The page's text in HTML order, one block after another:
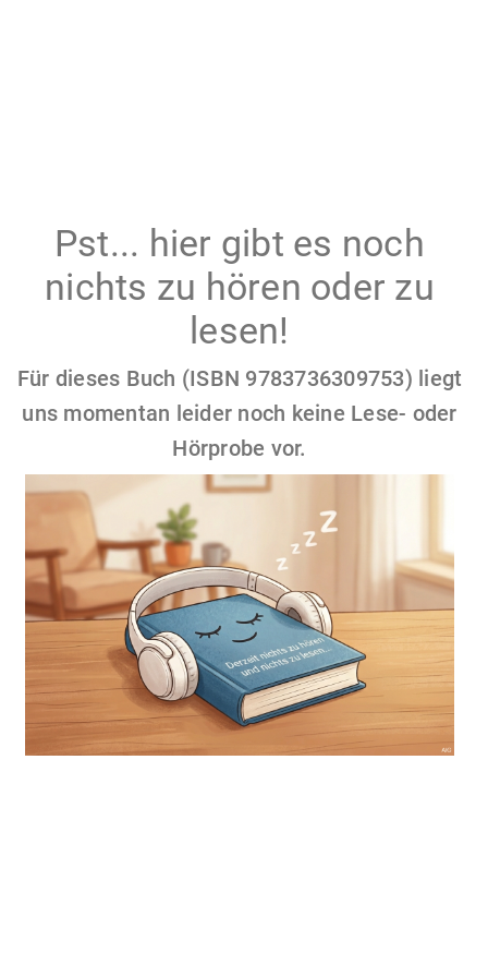
Pst... hier gibt es noch
nichts zu hören oder zu
lesen!
Für dieses Buch (ISBN 9783736309753) liegt
uns momentan leider noch keine Lese- oder
Hörprobe vor.